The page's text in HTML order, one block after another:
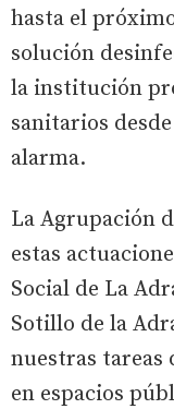
hasta el
solución
la institución
sanitarios
alarma.
La Agrupación
estas
Social de La
Sotillo de la
nuestras tareas
en espacios